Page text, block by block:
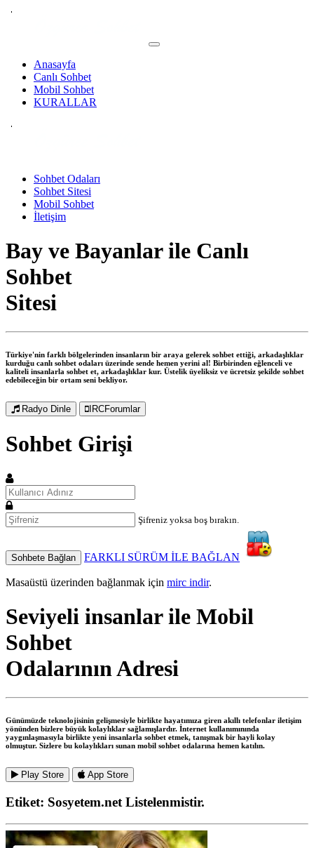
Anasayfa
Canlı Sohbet
Mobil Sohbet
KURALLAR
Sohbet Odaları
Sohbet Sitesi
Mobil Sohbet
İletişim
Bay ve Bayanlar ile Canlı
Sohbet
Sitesi
Türkiye'nin farklı bölgelerinden insanların bir araya gelerek sohbet ettiği, arkadaşlıklar
kurduğu canlı sohbet odaları üzerinde sende hemen yerini al! Birbirinden eğlenceli ve
kaliteli insanlarla sohbet et, arkadaşlıklar kur. Üstelik üyeliksiz ve ücretsiz şekilde sohbet
edebileceğin bir ortam seni bekliyor.
Radyo Dinle IRCForumlar
Sohbet Girişi
Şifreniz yoksa boş bırakın.
Sohbete Bağlan FARKLI SÜRÜM İLE BAĞLAN
Masaüstü üzerinden bağlanmak için mirc indir.
Seviyeli insanlar ile Mobil
Sohbet
Odalarının Adresi
Günümüzde teknolojisinin gelişmesiyle birlikte hayatımıza giren akıllı telefonlar iletişim
yönünden bizlere büyük kolaylıklar sağlamışlardır. İnternet kullanımınında
yaygınlaşmasıyla birlikte yeni insanlarla sohbet etmek, tanışmak bir hayli kolay
olmuştur. Sizlere bu kolaylıkları sunan mobil sohbet odalarına hemen katılın.
Play Store App Store
Etiket: Sosyetem.netListelenmistir.